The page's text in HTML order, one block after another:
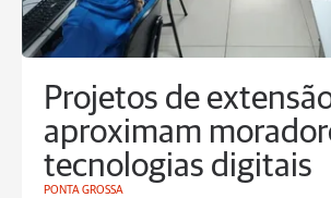
Projetos de
aproximam
tecnologias digitais
PONTA GROSSA